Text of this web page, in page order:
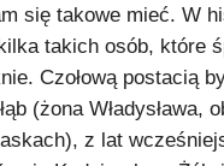
się takowe mieć. W
takich osób, które
Czołową postacią
(żona Władysława,
z lat